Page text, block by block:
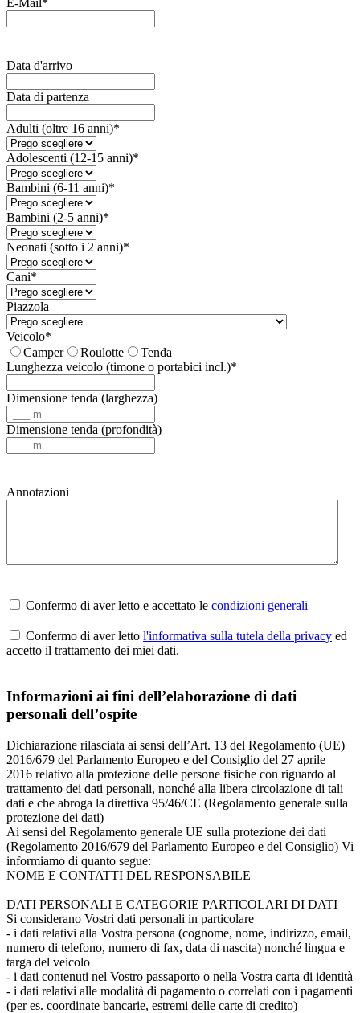
E-Mail*
Data d'arrivo
Data di partenza
Adulti (oltre 16 anni)*
Adolescenti (12-15 anni)*
Bambini (6-11 anni)*
Bambini (2-5 anni)*
Neonati (sotto i 2 anni)*
Cani*
Piazzola
Veicolo*
Camper
Roulotte
Tenda
Lunghezza veicolo (timone o portabici incl.)*
Dimensione tenda (larghezza)
Dimensione tenda (profondità)
Annotazioni
Confermo di aver letto e accettato le condizioni generali
Confermo di aver letto l'informativa sulla tutela della privacy ed
accetto il trattamento dei miei dati.
Informazioni ai fini dell’elaborazione di dati
personali dell’ospite
Dichiarazione rilasciata ai sensi dell’Art. 13 del Regolamento (UE)
2016/679 del Parlamento Europeo e del Consiglio del 27 aprile
2016 relativo alla protezione delle persone fisiche con riguardo al
trattamento dei dati personali, nonché alla libera circolazione di tali
dati e che abroga la direttiva 95/46/CE (Regolamento generale sulla
protezione dei dati)
Ai sensi del Regolamento generale UE sulla protezione dei dati
(Regolamento 2016/679 del Parlamento Europeo e del Consiglio) Vi
informiamo di quanto segue:
NOME E CONTATTI DEL RESPONSABILE
DATI PERSONALI E CATEGORIE PARTICOLARI DI DATI
Si considerano Vostri dati personali in particolare
- i dati relativi alla Vostra persona (cognome, nome, indirizzo, email,
numero di telefono, numero di fax, data di nascita) nonché lingua e
targa del veicolo
- i dati contenuti nel Vostro passaporto o nella Vostra carta di identità
- i dati relativi alle modalità di pagamento o correlati con i pagamenti
(per es. coordinate bancarie, estremi delle carte di credito)